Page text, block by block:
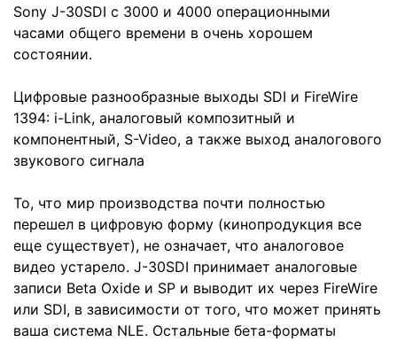
Sony J-30SDI с 3000 и 4000 операционными
часами общего времени в очень хорошем
состоянии.
Цифровые разнообразные выходы SDI и FireWire
1394: i-Link, аналоговый композитный и
компонентный, S-Video, а также выход аналогового
звукового сигнала
То, что мир производства почти полностью
перешел в цифровую форму (кинопродукция все
еще существует), не означает, что аналоговое
видео устарело. J-30SDI принимает аналоговые
записи Beta Oxide и SP и выводит их через FireWire
или SDI, в зависимости от того, что может принять
ваша система NLE. Остальные бета-форматы